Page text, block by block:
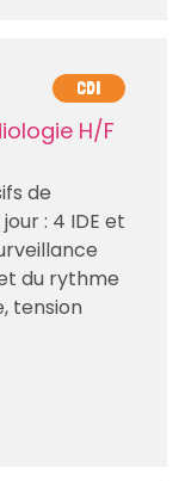
CDI
H/F
de
: 4 IDE et
du rythme
tension